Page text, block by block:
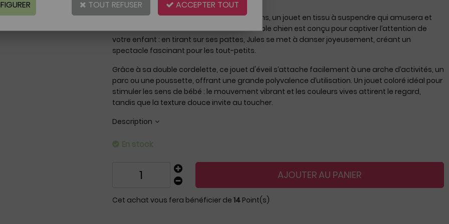
Réf. :AR0003261
Découvrez Jules mini-dansant de Lilliputiens, un jouet en tissu à suspendre qui amusera et
éveillera votre bébé dès 6 mois. Cet adorable chien est conçu pour captiver l’attention de
votre enfant : en tirant sur ses pattes, Jules se met à danser joyeusement, créant un
spectacle fascinant pour les tout-petits.
Grâce à sa double cordelette, ce jouet d'éveil s’attache facilement à une arche d’activités, un
parc ou une poussette, offrant une grande polyvalence d’utilisation. Un jouet coloré idéal pour
stimuler les sens de bébé : le mouvement vibrant et les couleurs vives attirent le regard,
tandis que la texture douce invite au toucher.
Description
En stock
AJOUTER AU PANIER
Cet achat vous fera bénéficier de 14 Point(s)
TOUT REFUSER ACCEPTER TOUT